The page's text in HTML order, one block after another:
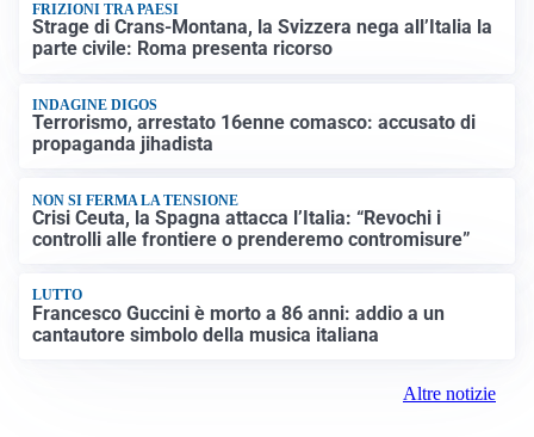
FRIZIONI TRA PAESI
Strage di Crans-Montana, la Svizzera nega all’Italia la
parte civile: Roma presenta ricorso
INDAGINE DIGOS
Terrorismo, arrestato 16enne comasco: accusato di
propaganda jihadista
NON SI FERMA LA TENSIONE
Crisi Ceuta, la Spagna attacca l’Italia: “Revochi i
controlli alle frontiere o prenderemo contromisure”
LUTTO
Francesco Guccini è morto a 86 anni: addio a un
cantautore simbolo della musica italiana
Altre notizie